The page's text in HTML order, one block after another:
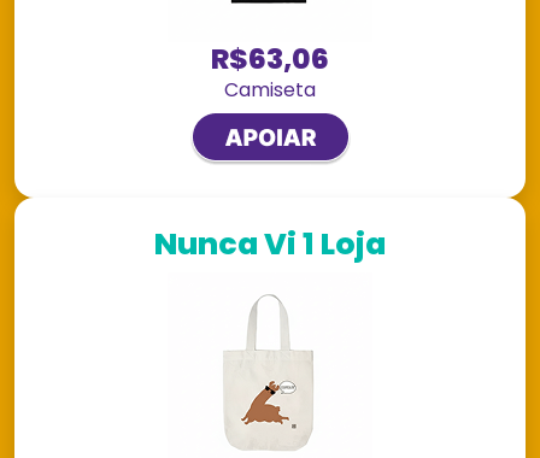
R$63,06
Camiseta
Nunca Vi 1 Loja